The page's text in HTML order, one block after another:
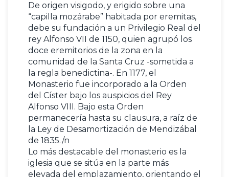
De origen visigodo, y erigido sobre una
“capilla mozárabe” habitada por eremitas,
debe su fundación a un Privilegio Real del
rey Alfonso VII de 1150, quien agrupó los
doce eremitorios de la zona en la
comunidad de la Santa Cruz -sometida a
la regla benedictina-. En 1177, el
Monasterio fue incorporado a la Orden
del Císter bajo los auspicios del Rey
Alfonso VIII. Bajo esta Orden
permanecería hasta su clausura, a raíz de
la Ley de Desamortización de Mendizábal
de 1835./n
Lo más destacable del monasterio es la
iglesia que se sitúa en la parte más
elevada del emplazamiento, orientando el